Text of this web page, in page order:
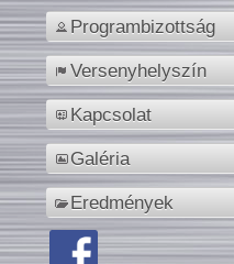
Programbizottság
Versenyhelyszín
Kapcsolat
Galéria
Eredmények